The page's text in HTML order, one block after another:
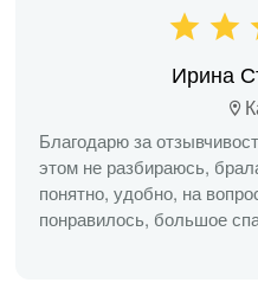
Ирина
Благодарю за
этом не разбираюсь,
понятно, удобно, на
понравилось, большое